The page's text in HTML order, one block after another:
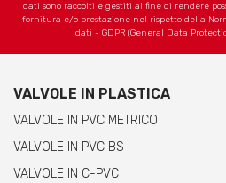
dati sono raccolti e gestiti al fine di rendere
fornitura e/o prestazione nel rispetto della
dati - GDPR (General Data
VALVOLE IN PLASTICA
VALVOLE IN PVC METRICO
VALVOLE IN PVC BS
VALVOLE IN C-PVC